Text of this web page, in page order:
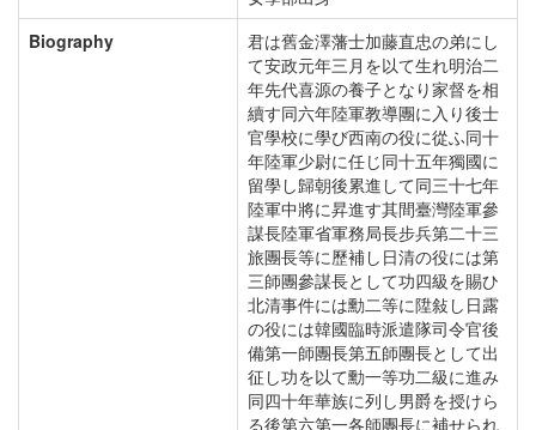
Biography
君は舊金澤藩士加藤直忠の弟にし
て安政元年三月を以て生れ明治二
年先代喜源の養子となり家督を相
續す同六年陸軍教導團に入り後士
官學校に學び西南の役に從ふ同十
年陸軍少尉に任じ同十五年獨國に
留學し歸朝後累進して同三十七年
陸軍中將に昇進す其間臺灣陸軍參
謀長陸軍省軍務局長步兵第二十三
旅團長等に歷補し日清の役には第
三師團參謀長として功四級を賜ひ
北清事件には勳二等に陞敍し日露
の役には韓國臨時派遣隊司令官後
備第一師團長第五師團長として出
征し功を以て勳一等功二級に進み
同四十年華族に列し男爵を授けら
る後第六第一各師團長に補せられ